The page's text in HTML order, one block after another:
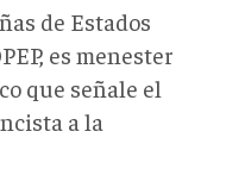
de Estados
es menester
que señale el
a la